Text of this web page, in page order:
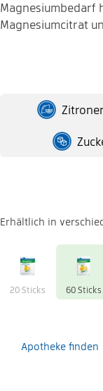
Magnesiumbedarf
Magnesiumcitrat
Erhältlich in
20 Sticks 60 Sticks
Apotheke finden